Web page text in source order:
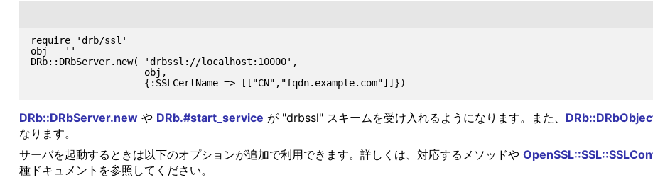
require 'drb/ssl'
obj = ''
DRb::DRbServer.new( 'drbssl://localhost:10000',
                    obj,
DRb::DRbServer.newや DRb.#start_service が "drbssl" スキームを受け入れるようになります。また、
なります。
サーバを起動するときは以下のオプションが追加で利用できます。詳しくは、対応するメソッドや
種ドキュメントを参照してください。